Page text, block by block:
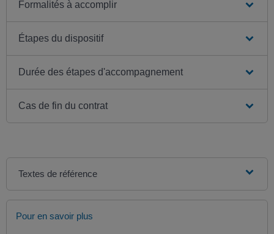
Formalités à accomplir
Étapes du dispositif
Durée des étapes d'accompagnement
Cas de fin du contrat
Textes de référence
Pour en savoir plus